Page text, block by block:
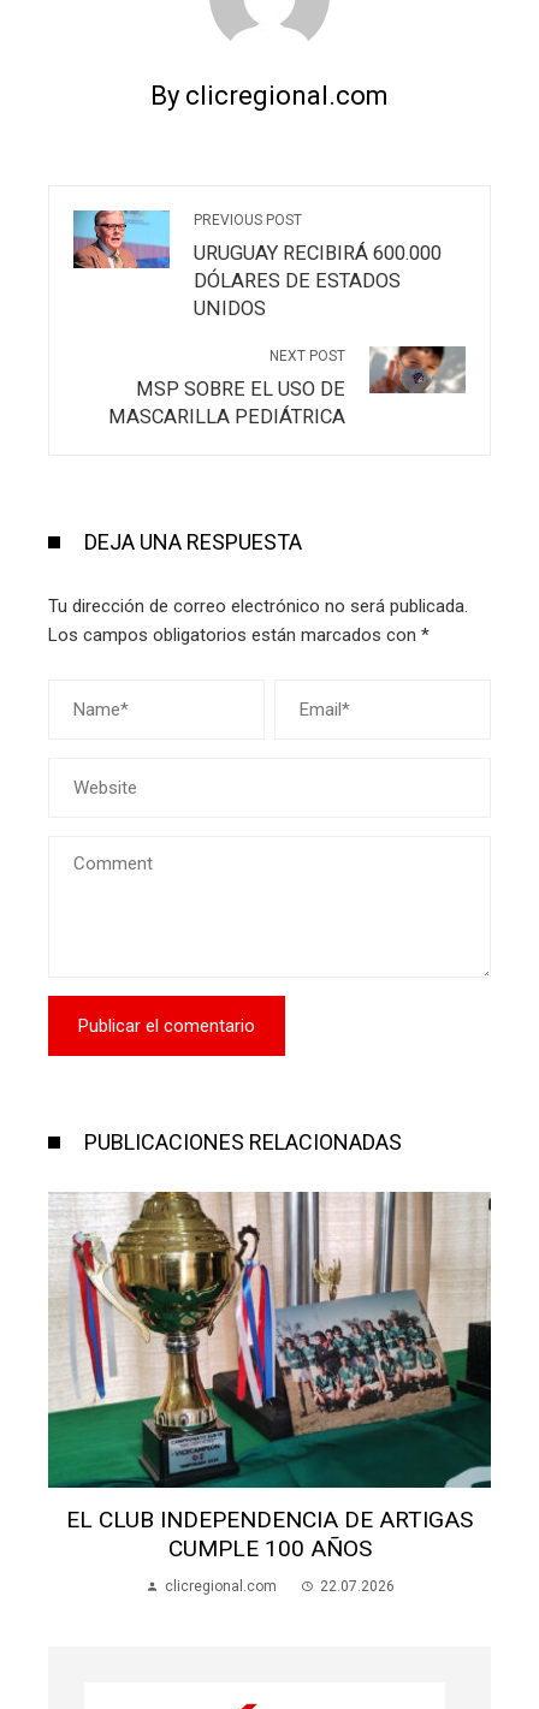
By clicregional.com
PREVIOUS POST
URUGUAY RECIBIRÁ 600.000
DÓLARES DE ESTADOS
UNIDOS
NEXT POST
MSP SOBRE EL USO DE
MASCARILLA PEDIÁTRICA
DEJA UNA RESPUESTA
Tu dirección de correo electrónico no será publicada.
Los campos obligatorios están marcados con *
PUBLICACIONES RELACIONADAS
EL CLUB INDEPENDENCIA DE ARTIGAS
CUMPLE 100 AÑOS
clicregional.com 22.07.2026